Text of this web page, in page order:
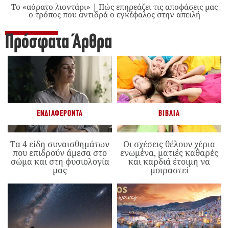
Το «αόρατο λιοντάρι» | Πώς επηρεάζει τις αποφάσεις μας
ο τρόπος που αντιδρά ο εγκέφαλος στην απειλή
Πρόσφατα Άρθρα
ΕΝΔΙΑΦΈΡΟΝΤΑ
Τα 4 είδη συναισθημάτων
που επιδρούν άμεσα στο
σώμα και στη φυσιολογία
μας
ΒΙΒΛΊΑ
Οι σχέσεις θέλουν χέρια
ενωμένα, ματιές καθαρές
και καρδιά έτοιμη να
μοιραστεί